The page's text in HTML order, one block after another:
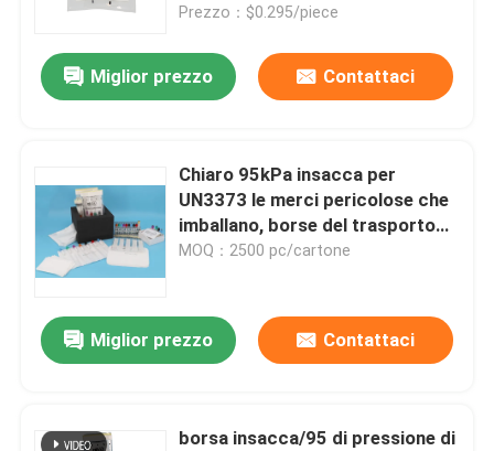
Prodotti
Video
Su di noi
assorbenti AI650
Prezzo：$0.295/piece
Miglior prezzo Contattaci
Chiaro 95kPa insacca per
UN3373 le merci pericolose che
imballano, borse del trasporto
dell'esemplare 95kPa
MOQ：2500 pc/cartone
Miglior prezzo Contattaci
borsa insacca/95 di pressione di